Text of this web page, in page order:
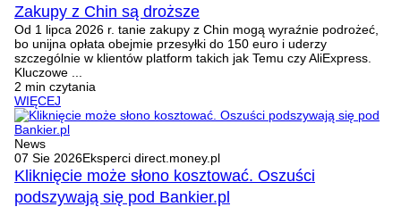
Zakupy z Chin są droższe
Od 1 lipca 2026 r. tanie zakupy z Chin mogą wyraźnie podrożeć,
bo unijna opłata obejmie przesyłki do 150 euro i uderzy
szczególnie w klientów platform takich jak Temu czy AliExpress.
Kluczowe ...
2 min czytania
WIĘCEJ
News
07 Sie 2026Eksperci direct.money.pl
Kliknięcie może słono kosztować. Oszuści
podszywają się pod Bankier.pl